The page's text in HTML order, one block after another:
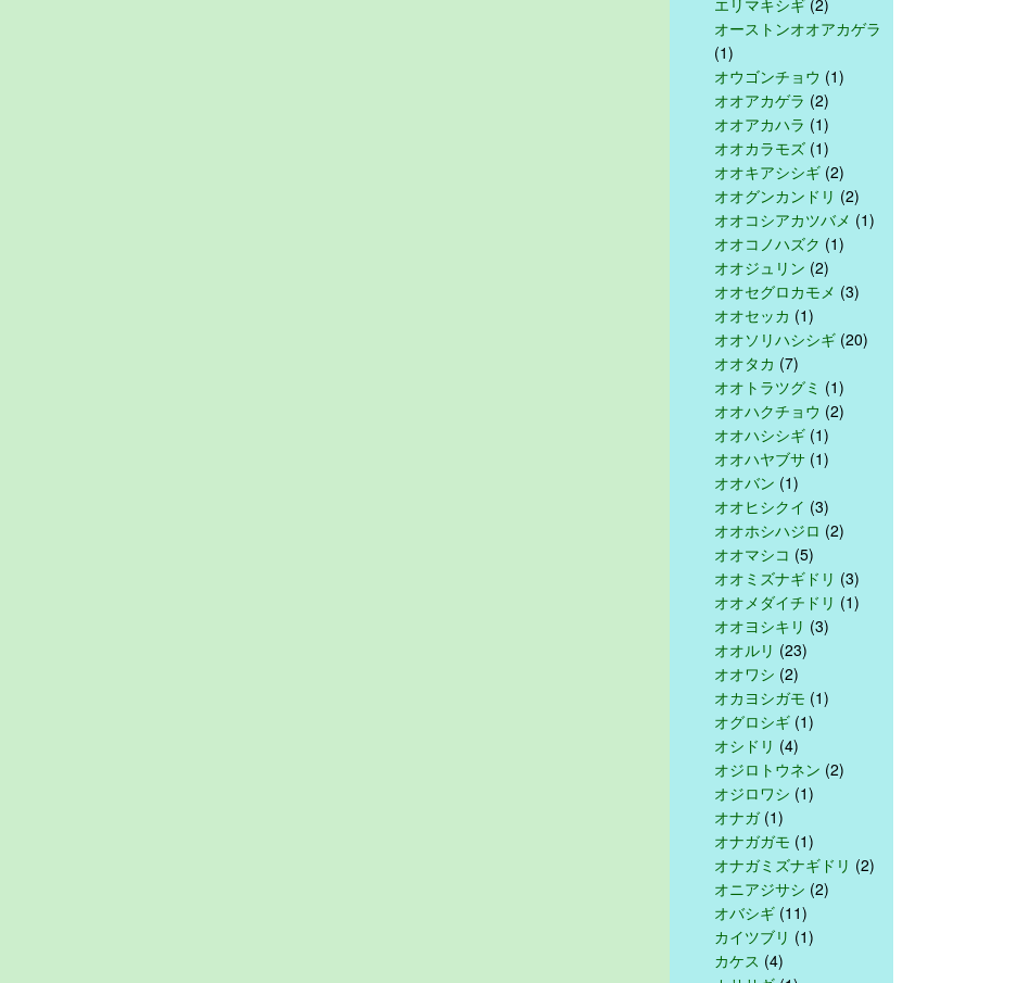
オーストンオオアカゲラ
(1)
オウゴンチョウ (1)
オオアカゲラ (2)
オオアカハラ (1)
オオカラモズ (1)
オオキアシシギ (2)
オオグンカンドリ (2)
オオコシアカツバメ (1)
オオコノハズク (1)
オオジュリン (2)
オオセグロカモメ (3)
オオセッカ (1)
オオソリハシシギ (20)
オオタカ (7)
オオトラツグミ (1)
オオハクチョウ (2)
オオハシシギ (1)
オオハヤブサ (1)
オオバン (1)
オオヒシクイ (3)
オオホシハジロ (2)
オオマシコ (5)
オオミズナギドリ (3)
オオメダイチドリ (1)
オオヨシキリ (3)
オオルリ (23)
オオワシ (2)
オカヨシガモ (1)
オグロシギ (1)
オシドリ (4)
オジロトウネン (2)
オジロワシ (1)
オナガ(1)
オナガガモ (1)
オナガミズナギドリ (2)
オニアジサシ (2)
オバシギ (11)
カイツブリ (1)
カケス (4)